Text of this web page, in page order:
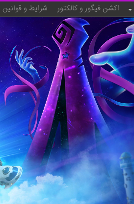
اکشن فیگور و کالکتور شرایط و قوانین